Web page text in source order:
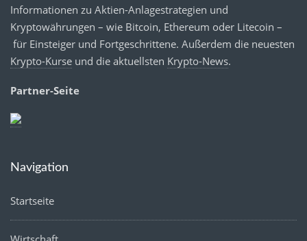
Informationen zu Aktien-Anlagestrategien und
Kryptowährungen – wie Bitcoin, Ethereum oder Litecoin –
für Einsteiger und Fortgeschrittene. Außerdem die neuesten
Krypto-Kurse und die aktuellsten Krypto-News.
Partner-Seite
Navigation
Startseite